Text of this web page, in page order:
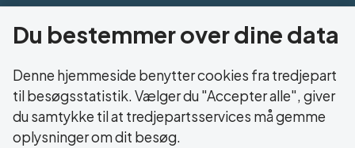
Digital tilgængelighed
Oplysningspligt
LINKS
Herningsholm Erhvervsskole & Gymnasier
Du bestemmer over dine data
Denne hjemmeside benytter cookies fra tredjepart
til besøgsstatistik. Vælger du "Accepter alle", giver
du samtykke til at tredjepartsservices må gemme
oplysninger om dit besøg.